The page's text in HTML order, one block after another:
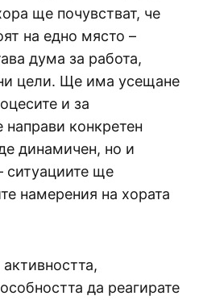
ще почувстват, че
на едно място –
дума за работа,
цели. Ще има усещане
и за
конкретен
динамичен, но и
ситуациите ще
намерения на хората
да реагирате